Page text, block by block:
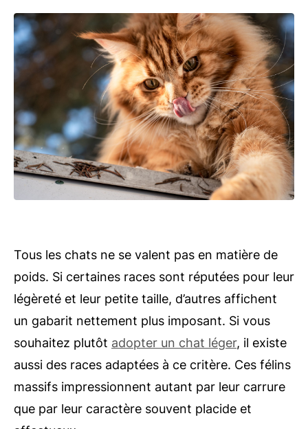
Tous les chats ne se valent pas en matière de
poids. Si certaines races sont réputées pour leur
légèreté et leur petite taille, d’autres affichent
un gabarit nettement plus imposant. Si vous
souhaitez plutôt adopter un chat léger, il existe
aussi des races adaptées à ce critère. Ces félins
massifs impressionnent autant par leur carrure
que par leur caractère souvent placide et